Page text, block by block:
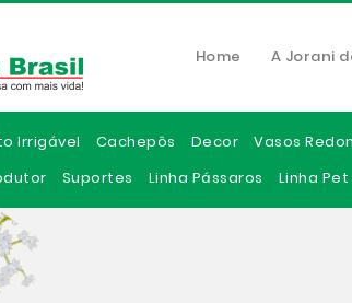
Home A Jorani
Irrigável Cachepôs Decor Vasos
Suportes Linha Pássaros Linha Pet